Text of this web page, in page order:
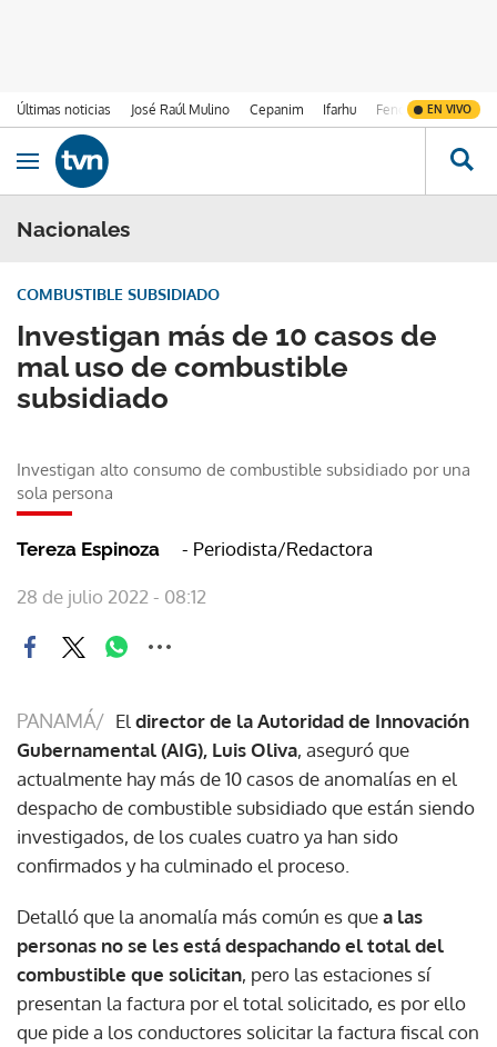
Últimas noticias José Raúl Mulino Cepanim Ifarhu Fenómeno de El
EN VIVO
Ir al contenido
Obrir navegació
Nacionales
Investigan más de 10 casos de
mal uso de combustible
subsidiado
COMBUSTIBLE SUBSIDIADO
Investigan alto consumo de combustible subsidiado por una
sola persona
Tereza Espinoza - Periodista/Redactora
28 de julio 2022 - 08:12
PANAMÁ/ El director de la Autoridad de Innovación
Gubernamental (AIG), Luis Oliva, aseguró que
actualmente hay más de 10 casos de anomalías en el
despacho de combustible subsidiado que están siendo
investigados, de los cuales cuatro ya han sido
confirmados y ha culminado el proceso.
Detalló que la anomalía más común es quea las
personas no se les está despachando el total del
combustible que solicitan, pero las estaciones sí
presentan la factura por el total solicitado, es por ello
que pide a los conductores solicitar la factura fiscal con